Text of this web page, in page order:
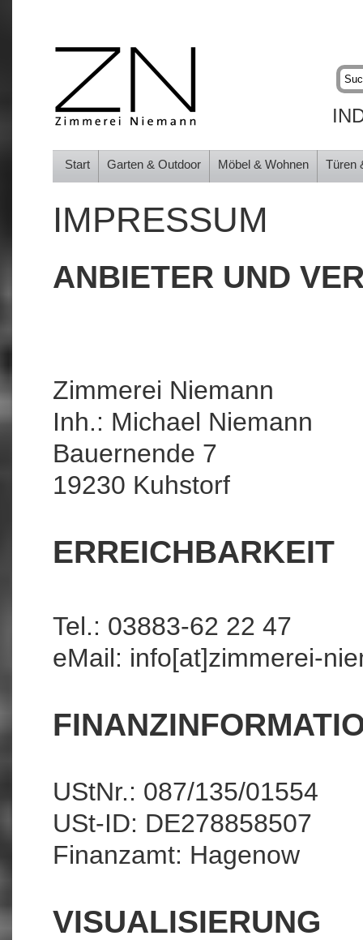
Start Garten & Outdoor Möbel & Wohnen Türen
IMPRESSUM
ANBIETER UND
Zimmerei Niemann
Inh.: Michael Niemann
Bauernende 7
19230 Kuhstorf
ERREICHBARKEIT
Tel.: 03883-62 22 47
eMail: info[at]zimmerei-
UStNr.: 087/135/01554
USt-ID: DE278858507
Finanzamt: Hagenow
VISUALISIERUNG